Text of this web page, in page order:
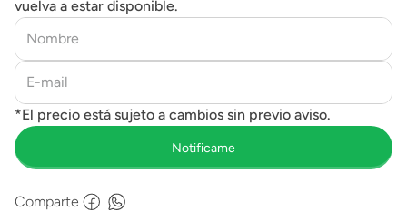
vuelva a estar disponible.
Comparte